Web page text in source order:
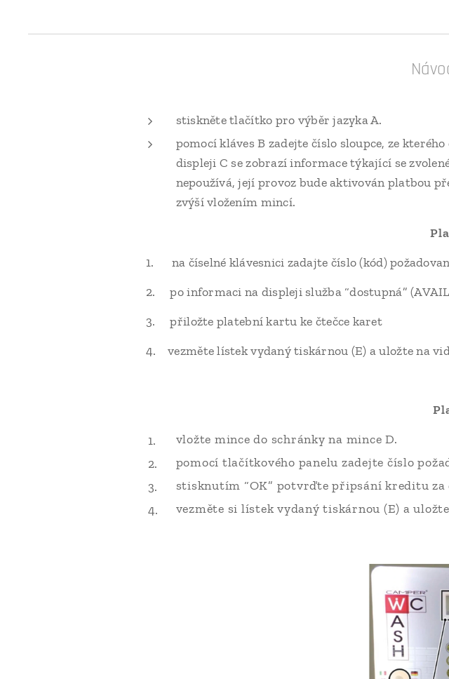
stiskněte tlačítko pro výběr jazyka A.
pomocí kláves B zadejte číslo sloupce, ze
displeji C se zobrazí informace týkající se
nepoužívá, její provoz bude aktivován platbou
zvýší vložením mincí.
1. na číselné klávesnici zadajte číslo (kód)
2. po informaci na displeji služba “dostupná”
3. přiložte platební kartu ke čtečce karet
4. vezměte lístek vydaný tiskárnou (E) a uložte na
vložte mince do schránky na mince D.
pomocí tlačítkového panelu zadejte číslo
stisknutím “OK” potvrďte připsání kreditu za
vezměte si lístek vydaný tiskárnou (E) a